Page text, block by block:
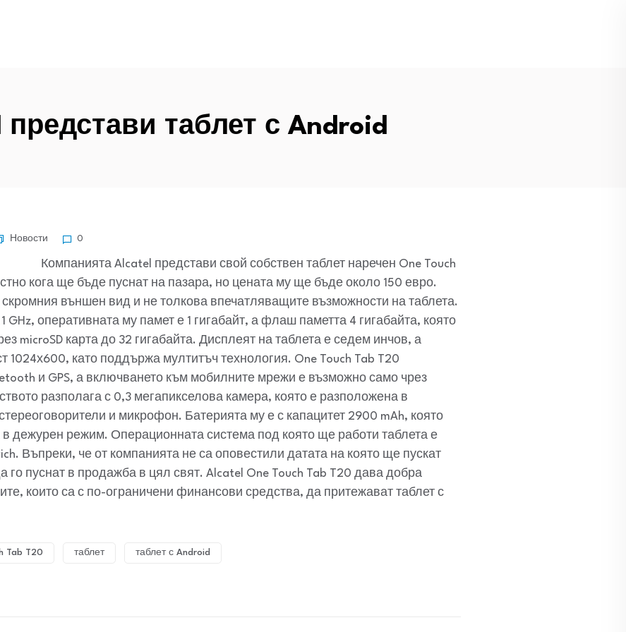
представи таблет с Android
Новости 0
Компанията Alcatel представи свой собствен таблет наречен One Touch
кога ще бъде пуснат на пазара, но цената му ще бъде около 150 евро.
външен вид и не толкова впечатляващите възможности на таблета.
GHz, оперативната му памет е 1 гигабайт, а флаш паметта 4 гигабайта, която
microSD карта до 32 гигабайта. Дисплеят на таблета е седем инчов, а
1024х600, като поддържа мултитъч технология. One Touch Tab T20
и GPS, а включването към мобилните мрежи е възможно само чрез
разполага с 0,3 мегапикселова камера, която е разположена в
и микрофон. Батерията му е с капацитет 2900 mAh, която
дежурен режим. Операционната система под която ще работи таблета е
Въпреки, че от компанията не са оповестили датата на която ще пускат
го пуснат в продажба в цял свят. Alcatel One Touch Tab T20 дава добра
които са с по-ограничени финансови средства, да притежават таблет с
Tab T20 таблет таблет с Android